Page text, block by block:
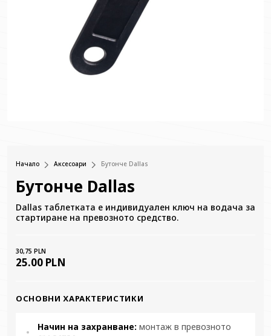
Начало Аксесоари Бутонче Dallas
Бутонче Dallas
Dallas таблетката е индивидуален ключ на водача за
стартиране на превозното средство.
30,75 PLN
25.00 PLN
ОСНОВНИ ХАРАКТЕРИСТИКИ
Начин на захранване: монтаж в превозното